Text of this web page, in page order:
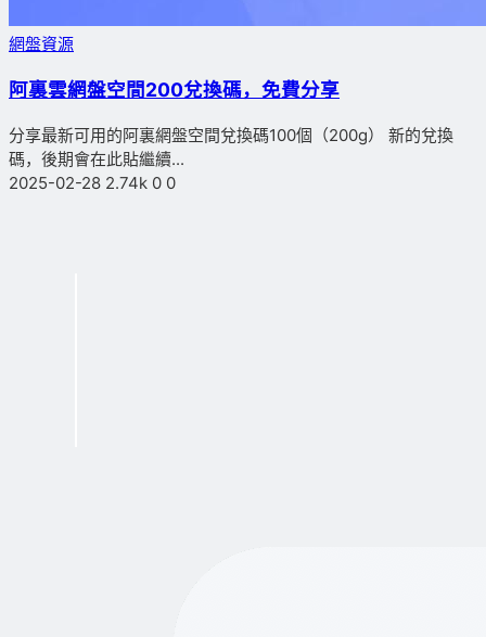
網盤資源
阿裏雲網盤空間200兌換碼，免費分享
分享最新可用的阿裏網盤空間兌換碼100個（200g） 新的兌換
碼，後期會在此貼繼續...
2025-02-28 2.74k 0 0